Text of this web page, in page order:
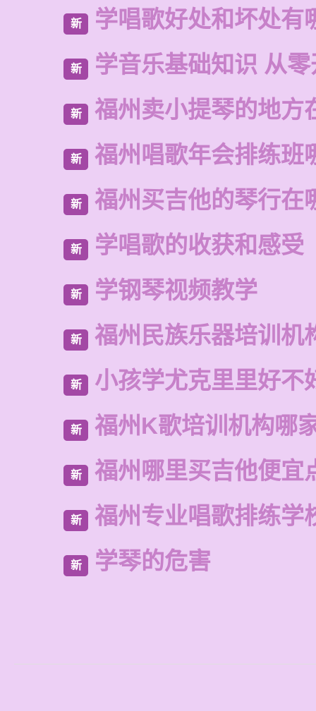
新 学唱歌好处和坏处有
新 学音乐基础知识 从
新 福州卖小提琴的地方
新 福州唱歌年会排练班
新 福州买吉他的琴行在
新 学唱歌的收获和感受
新 学钢琴视频教学
新 福州民族乐器培训机
新 小孩学尤克里里好不
新 福州K歌培训机构哪
新 福州哪里买吉他便宜
新 福州专业唱歌排练学
新 学琴的危害